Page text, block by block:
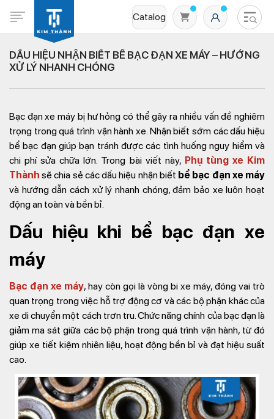
Catalog
Không có sản phẩm nào trong giỏ hàng
DẤU HIỆU NHẬN BIẾT BỂ BẠC ĐẠN XE MÁY – HƯỚNG
XỬ LÝ NHANH CHÓNG
Bạc đạn xe máy bị hư hỏng có thể gây ra nhiều vấn đề nghiêm
trọng trong quá trình vận hành xe. Nhận biết sớm các dấu hiệu
bể bạc đạn giúp bạn tránh được các tình huống nguy hiểm và
chi phí sửa chữa lớn. Trong bài viết này, Phụ tùng xe Kim
Thành sẽ chia sẻ các dấu hiệu nhận biết bể bạc đạn xe máy
và hướng dẫn cách xử lý nhanh chóng, đảm bảo xe luôn hoạt
động an toàn và bền bỉ.
Dấu hiệu khi bể bạc đạn xe
máy
Bạc đạn xe máy, hay còn gọi là vòng bi xe máy, đóng vai trò
quan trọng trong việc hỗ trợ động cơ và các bộ phận khác của
xe di chuyển một cách trơn tru. Chức năng chính của bạc đạn là
giảm ma sát giữa các bộ phận trong quá trình vận hành, từ đó
giúp xe tiết kiệm nhiên liệu, hoạt động bền bỉ và đạt hiệu suất
cao.